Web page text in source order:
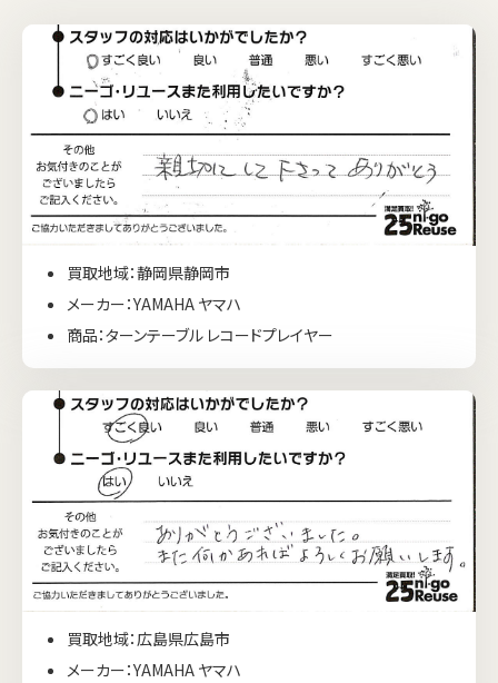
買取地域：静岡県静岡市
メーカー：YAMAHA ヤマハ
商品：ターンテーブル レコードプレイヤー
買取地域：広島県広島市
メーカー：YAMAHA ヤマハ